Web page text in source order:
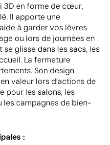
3D en forme de cœur,
Il apporte une
à garder vos lèvres
ou lors de journées en
glisse dans les sacs, les
La fermeture
Son design
valeur lors d’actions de
pour les salons, les
les campagnes de bien-
: